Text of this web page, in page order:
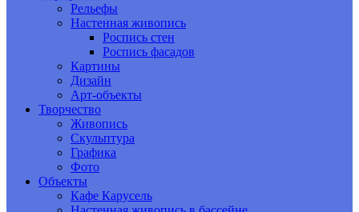
Рельефы
Настенная живопись
Роспись стен
Роспись фасадов
Картины
Дизайн
Арт-объекты
Творчество
Живопись
Скульптура
Графика
Фото
Объекты
Кафе Карусель